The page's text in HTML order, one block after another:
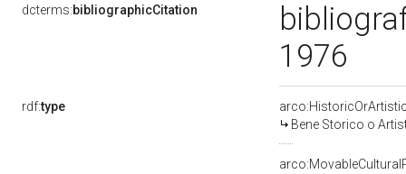
dcterms:bibliographicCitation
1976
rdf:type
Bene Storico o